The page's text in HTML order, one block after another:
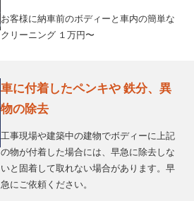
お客様に納車前のボディーと車内の簡単な
クリーニング １万円〜
車に付着したペンキや 鉄分、異
物の除去
工事現場や建築中の建物でボディーに上記
の物が付着した場合には、早急に除去しな
いと固着して取れない場合があります。早
急にご依頼ください。